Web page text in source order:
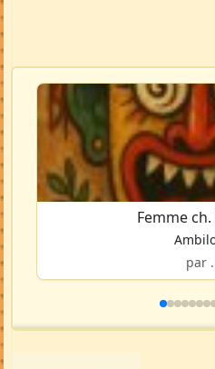
Femme
par